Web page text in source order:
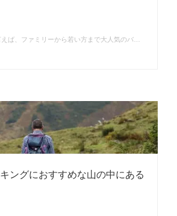
ば、ファミリーから若い方まで大人気のバ…
ングにおすすめな山の中にある